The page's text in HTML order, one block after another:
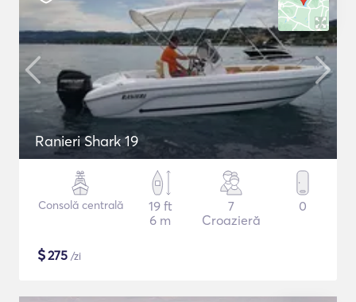
Ranieri Shark 19
Consolă centrală
19 ft
6 m
7
Croazieră
0
$275 /zi